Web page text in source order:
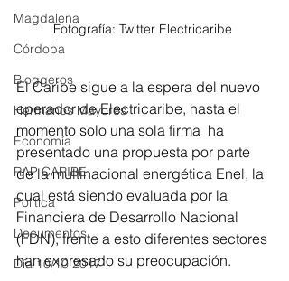
Magdalena
Córdoba
Bloggeros
Hermanos Mayores
Economía
RAP CARIBE
Política
Documentos
Día 10/10 2017
Fotografía: Twitter Electricaribe
El Caribe sigue a la espera del nuevo
operador de Electricaribe, hasta el
momento solo una sola firma  ha
presentado una propuesta por parte
de la multinacional energética Enel, la
cual está siendo evaluada por la
Financiera de Desarrollo Nacional
(FDN), frente a esto diferentes sectores
han expresado su preocupación.